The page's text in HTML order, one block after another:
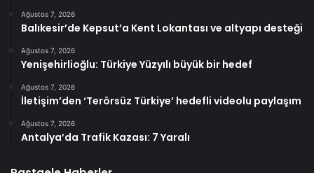
Ağustos 7, 2026
Balıkesir’de Kepsut’a Kent Lokantası ve altyapı desteği
Ağustos 7, 2026
Yenişehirlioğlu: Türkiye Yüzyılı büyük bir hedef
Ağustos 7, 2026
İletişim’den ‘Terörsüz Türkiye’ hedefli videolu paylaşım
Ağustos 7, 2026
Antalya’da Trafik Kazası: 7 Yaralı